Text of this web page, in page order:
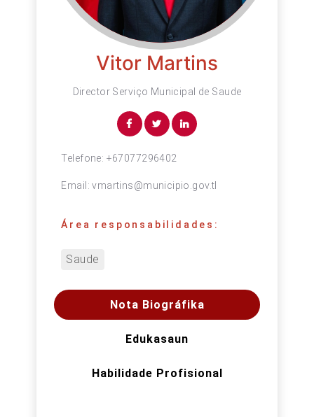
Vitor Martins
Director Serviço Municipal de Saude
Telefone: +67077296402
Email:vmartins@municipio.gov.tl
Área responsabilidades:
Saude
Nota Biográfika
Edukasaun
Habilidade Profisional